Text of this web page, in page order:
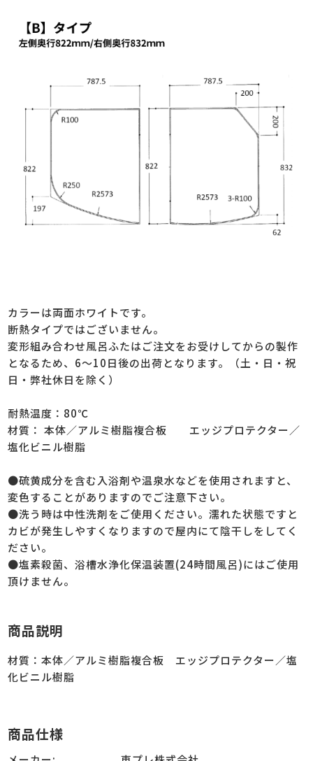
カラーは両面ホワイトです。
断熱タイプではございません。
変形組み合わせ風呂ふたはご注文をお受けしてからの製作
となるため、6～10日後の出荷となります。（土・日・祝
日・弊社休日を除く）
耐熱温度：80℃
材質： 本体／アルミ樹脂複合板 エッジプロテクター／
塩化ビニル樹脂
●硫黄成分を含む入浴剤や温泉水などを使用されますと、
変色することがありますのでご注意下さい。
●洗う時は中性洗剤をご使用ください。濡れた状態ですと
カビが発生しやすくなりますので屋内にて陰干しをしてく
ださい。
●塩素殺菌、浴槽水浄化保温装置(24時間風呂)にはご使用
頂けません。
商品説明
材質：本体／アルミ樹脂複合板 エッジプロテクター／塩
化ビニル樹脂
商品仕様